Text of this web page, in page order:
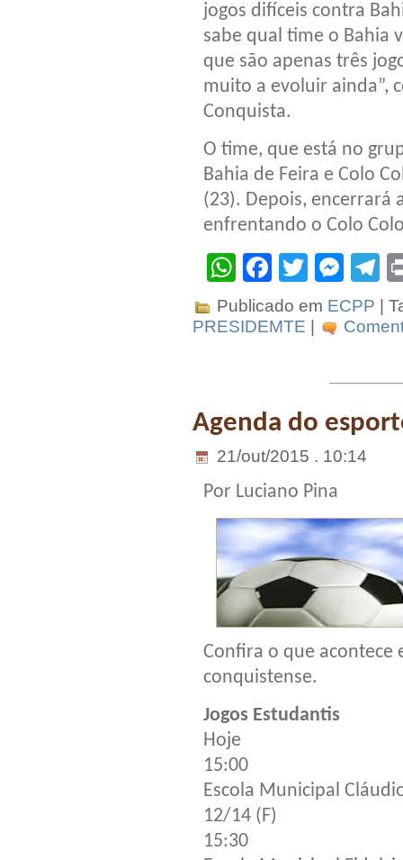
jogos difíceis contra
sabe qual time o Bahia
que são apenas três
muito a evoluir ainda”,
Conquista.
O time, que está no
Bahia de Feira e Colo
(23). Depois, encerrará
enfrentando o Colo
WhatsApp
Facebook
Twitter
Publicado em ECPP |
PRESIDEMTE
Agenda do
21/out/2015 . 10:14
Por Luciano Pina
Confira o que acontece
conquistense.
Jogos Estudantis
Hoje
15:00
Escola Municipal
12/14 (F)
15:30